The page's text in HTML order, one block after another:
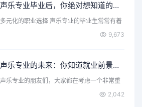
声乐专业毕业后，你绝对想知道的职业选择有哪些？
多元化的职业选择 声乐专业的毕业生常常有着
9,673
声乐专业的未来：你知道就业前景有多好么？
声乐专业的朋友们，大家都在考虑一个非常重
2,042